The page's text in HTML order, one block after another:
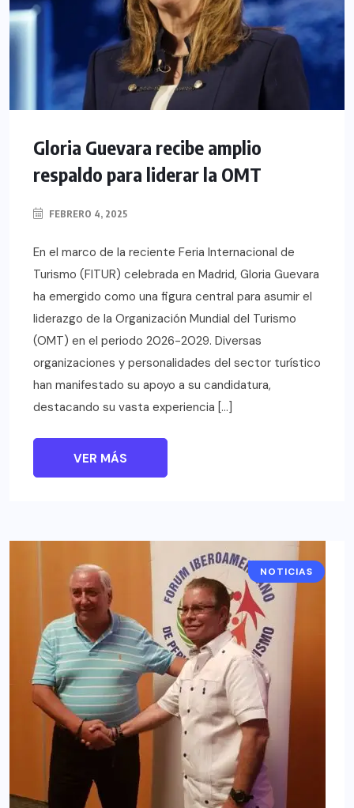
Gloria Guevara recibe amplio
respaldo para liderar la OMT
FEBRERO 4, 2025
En el marco de la reciente Feria Internacional de
Turismo (FITUR) celebrada en Madrid, Gloria Guevara
ha emergido como una figura central para asumir el
liderazgo de la Organización Mundial del Turismo
(OMT) en el periodo 2026-2029. Diversas
organizaciones y personalidades del sector turístico
han manifestado su apoyo a su candidatura,
destacando su vasta experiencia […]
VER MÁS
NOTICIAS